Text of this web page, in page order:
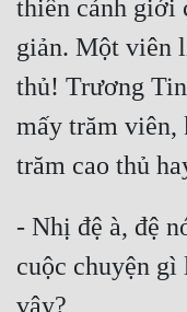
thiên cảnh giới
giản. Một viên
thủ! Trương
mấy trăm viên,
- Nhị đệ à, đệ
cuộc chuyện gì